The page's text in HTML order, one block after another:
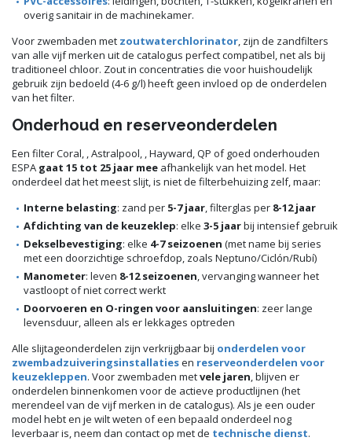
overig sanitair in de machinekamer.
Voor zwembaden met zoutwaterchlorinator, zijn de zandfilters
van alle vijf merken uit de catalogus perfect compatibel, net als bij
traditioneel chloor. Zout in concentraties die voor huishoudelijk
gebruik zijn bedoeld (4-6 g/l) heeft geen invloed op de onderdelen
van het filter.
Onderhoud en reserveonderdelen
Een filter Coral, , Astralpool, , Hayward, QP of goed onderhouden
ESPA gaat 15 tot 25 jaar mee afhankelijk van het model. Het
onderdeel dat het meest slijt, is niet de filterbehuizing zelf, maar:
Interne belasting: zand per 5-7 jaar, filterglas per 8-12 jaar
Afdichting van de keuzeklep: elke 3-5 jaarbij intensief gebruik
Dekselbevestiging: elke 4-7 seizoenen (met name bij series
met een doorzichtige schroefdop, zoals Neptuno/Ciclón/Rubí)
Manometer: leven 8-12 seizoenen, vervanging wanneer het
vastloopt of niet correct werkt
Doorvoeren en O-ringen voor aansluitingen: zeer lange
levensduur, alleen als er lekkages optreden
Alle slijtageonderdelen zijn verkrijgbaar bij onderdelen voor
zwembadzuiveringsinstallatiesen reserveonderdelen voor
keuzekleppen. Voor zwembaden metvele jaren, blijven er
onderdelen binnenkomen voor de actieve productlijnen (het
merendeel van de vijf merken in de catalogus). Als je een ouder
model hebt en je wilt weten of een bepaald onderdeel nog
leverbaar is, neem dan contact op met de technische dienst.